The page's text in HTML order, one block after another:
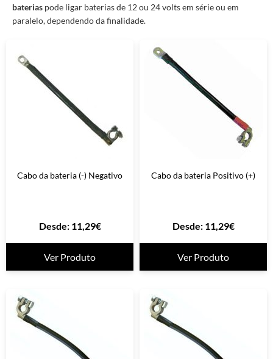
baterias pode ligar baterias de 12 ou 24 volts em série ou em
paralelo, dependendo da finalidade.
Cabo da bateria (-) Negativo
Desde: 11,29€
Ver Produto
Cabo da bateria Positivo (+)
Desde: 11,29€
Ver Produto